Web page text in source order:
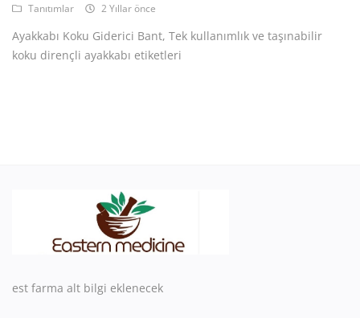
Kayıt ol
TRY (₺)
Tanıtımlar 2 Yıllar önce
Ayakkabı Koku Giderici Bant, Tek kullanımlık ve taşınabilir
koku dirençli ayakkabı etiketleri
est farma alt bilgi eklenecek